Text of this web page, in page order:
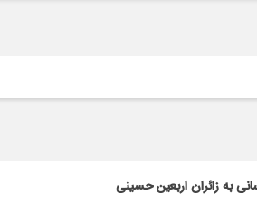
به زائران اربعین حسینی